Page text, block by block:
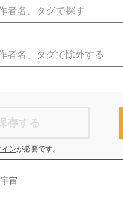
存する
インが必要です。
宇宙